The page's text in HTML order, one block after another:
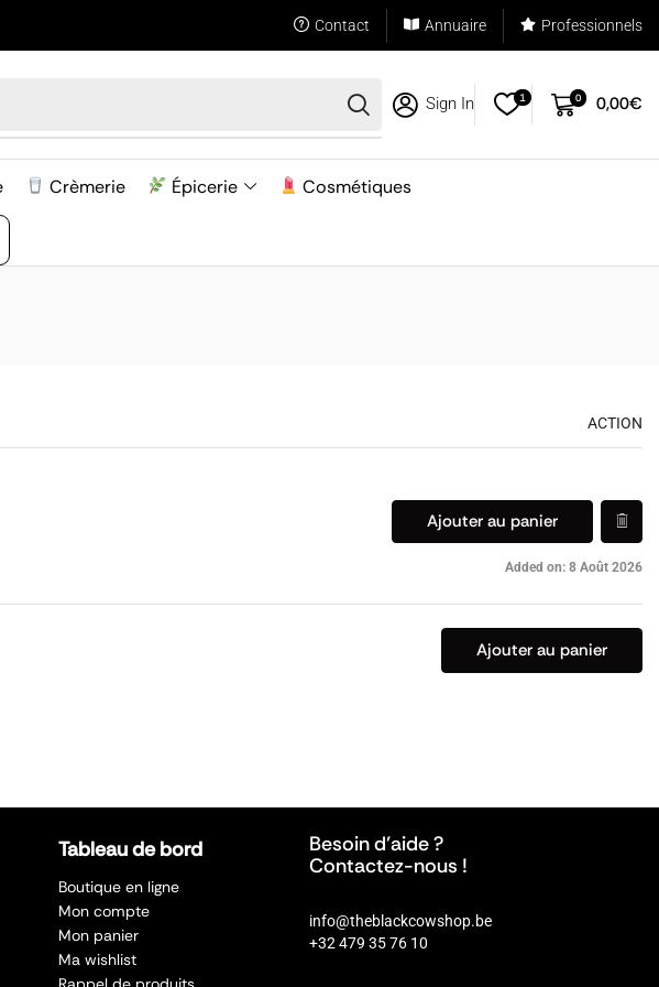
Contact Annuaire Professionnels
Sign In 1 0 0,00€
Crèmerie Épicerie Cosmétiques
ACTION
Ajouter au panier
Added on: 8 Août 2026
Ajouter au panier
Tableau de bord
Boutique en ligne
Mon compte
Mon panier
Ma wishlist
Besoin d’aide ?
Contactez-nous !
info@theblackcowshop.be
+32 479 35 76 10